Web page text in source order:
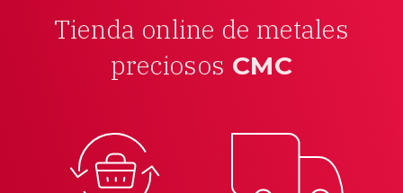
Tienda online de metales
preciosos CMC